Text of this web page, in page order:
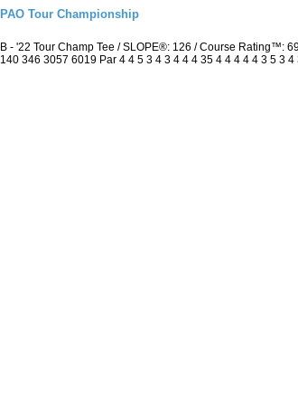
PAO Tour Championship
B - '22 Tour Champ Tee / SLOPE®: 126 / Course Rating™:
140 346 3057 6019 Par 4 4 5 3 4 3 4 4 4 35 4 4 4 4 4 3 5 3 4